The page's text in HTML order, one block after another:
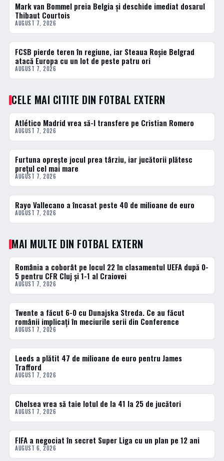
FOTBAL EXTERN
Mark van Bommel preia Belgia și deschide imediat dosarul
Thibaut Courtois
AUGUST 7, 2026
FOTBAL EXTERN
FCSB pierde teren în regiune, iar Steaua Roșie Belgrad
atacă Europa cu un lot de peste patru ori
AUGUST 7, 2026
CELE MAI CITITE DIN FOTBAL EXTERN
1 · TOP
Atlético Madrid vrea să-l transfere pe Cristian Romero
AUGUST 7, 2026
2 · TOP
Furtuna oprește jocul prea târziu, iar jucătorii plătesc
prețul cel mai mare
AUGUST 7, 2026
3 · TOP
Rayo Vallecano a încasat peste 40 de milioane de euro
AUGUST 7, 2026
MAI MULTE DIN FOTBAL EXTERN
FOTBAL EXTERN
România a coborât pe locul 22 în clasamentul UEFA după 0-
5 pentru CFR Cluj și 1-1 al Craiovei
AUGUST 7, 2026
FOTBAL EXTERN
Twente a făcut 6-0 cu Dunajska Streda. Ce au făcut
românii implicați în meciurile serii din Conference
AUGUST 7, 2026
FOTBAL EXTERN
Leeds a plătit 47 de milioane de euro pentru James
Trafford
AUGUST 7, 2026
FOTBAL EXTERN
Chelsea vrea să taie lotul de la 41 la 25 de jucători
AUGUST 7, 2026
FOTBAL EXTERN
FIFA a negociat în secret Super Liga cu un plan pe 12 ani
AUGUST 6, 2026